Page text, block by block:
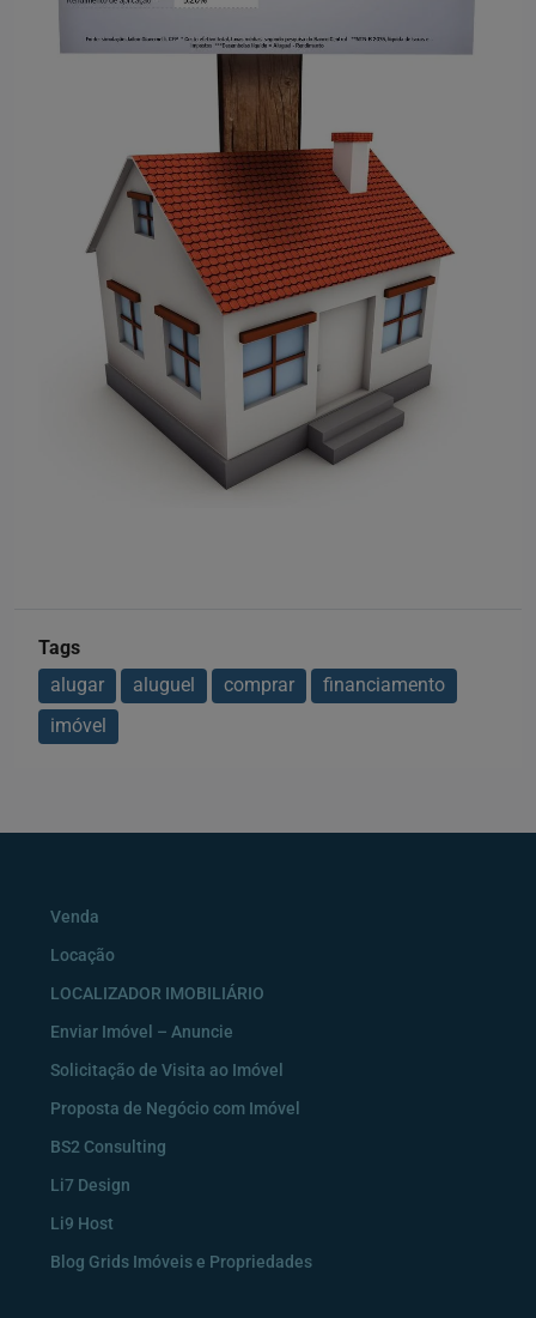
Tags
alugar
aluguel comprar
financiamento
imóvel
Venda
Locação
LOCALIZADOR IMOBILIÁRIO
Enviar Imóvel – Anuncie
Solicitação de Visita ao Imóvel
Proposta de Negócio com Imóvel
BS2 Consulting
Li7 Design
Li9 Host
Blog Grids Imóveis e Propriedades